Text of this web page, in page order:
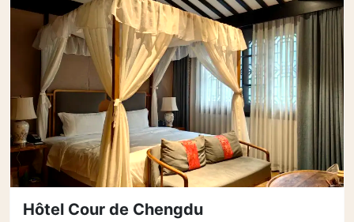
Hôtel Cour de Chengdu